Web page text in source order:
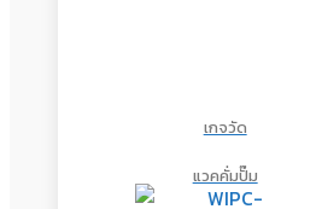
เกจวัด
แวคคั่มปั๊ม